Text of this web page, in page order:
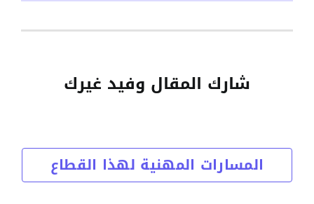
شارك المقال وفيد غيرك
المسارات المهنية لهذا القطاع